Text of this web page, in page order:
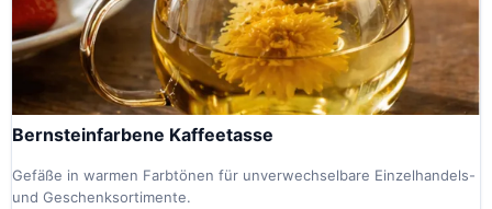
Bernsteinfarbene Kaffeetasse
Gefäße in warmen Farbtönen für unverwechselbare Einzelhandels-
und Geschenksortimente.